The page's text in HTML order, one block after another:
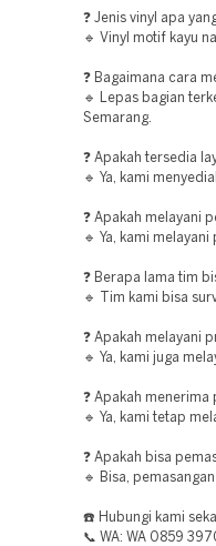
❓ Jenis vinyl apa
🔹 Vinyl motif kayu
❓ Bagaimana cara
🔹 Lepas bagian
Semarang.
❓ Apakah tersedia
🔹 Ya, kami
❓ Apakah melayani
🔹 Ya, kami
❓ Berapa lama tim
🔹 Tim kami bisa
❓ Apakah melayani
🔹 Ya, kami juga
❓ Apakah
🔹 Ya, kami tetap
❓ Apakah bisa
🔹 Bisa,
☎️ Hubungi kami
📞 WA: WA 0859